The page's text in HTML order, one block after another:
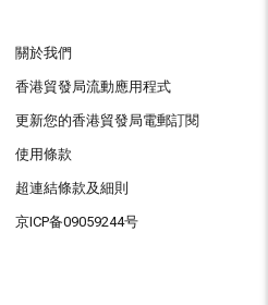
關於我們
香港貿發局流動應用程式
更新您的香港貿發局電郵訂閱
使用條款
超連結條款及細則
京ICP备09059244号